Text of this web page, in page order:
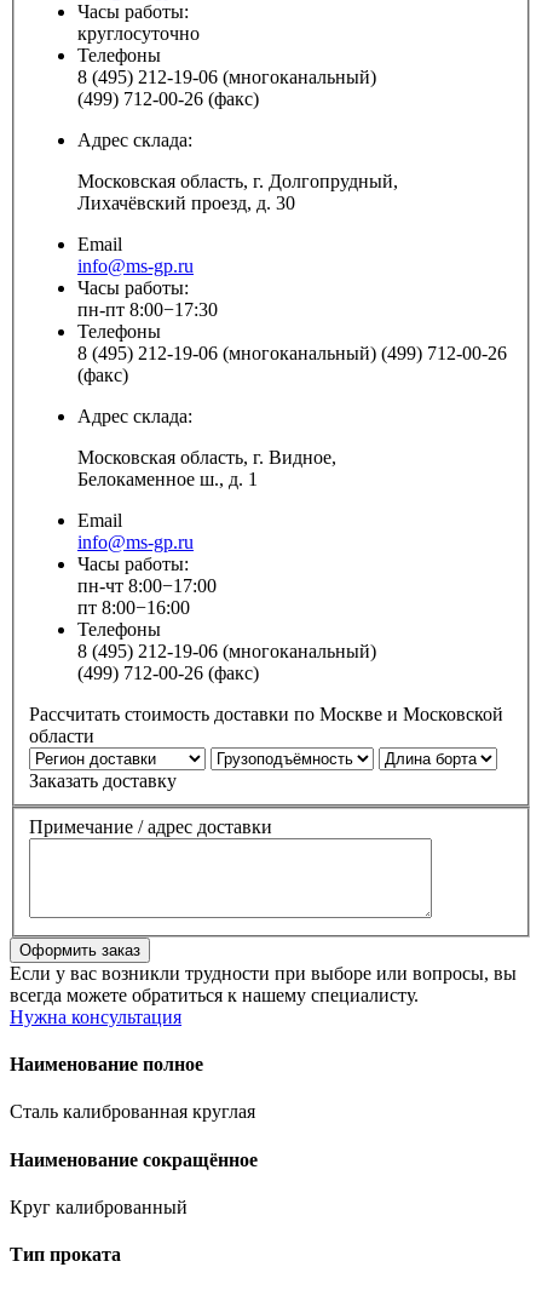
Часы работы:
круглосуточно
Телефоны
8 (495) 212-19-06 (многоканальный)
(499) 712-00-26 (факс)
Адрес склада:
Московская область, г. Долгопрудный,
Лихачёвский проезд, д. 30
Email
info@ms-gp.ru
Часы работы:
пн-пт 8:00−17:30
Телефоны
8 (495) 212-19-06 (многоканальный) (499) 712-00-26
(факс)
Адрес склада:
Московская область, г. Видное,
Белокаменное ш., д. 1
Email
info@ms-gp.ru
Часы работы:
пн-чт 8:00−17:00
пт 8:00−16:00
Телефоны
8 (495) 212-19-06 (многоканальный)
(499) 712-00-26 (факс)
Рассчитать стоимость доставки по Москве и Московской
области
Заказать доставку
Примечание / адрес доставки
Если у вас возникли трудности при выборе или вопросы, вы
всегда можете обратиться к нашему специалисту.
Нужна консультация
Наименование полное
Сталь калиброванная круглая
Наименование сокращённое
Круг калиброванный
Тип проката